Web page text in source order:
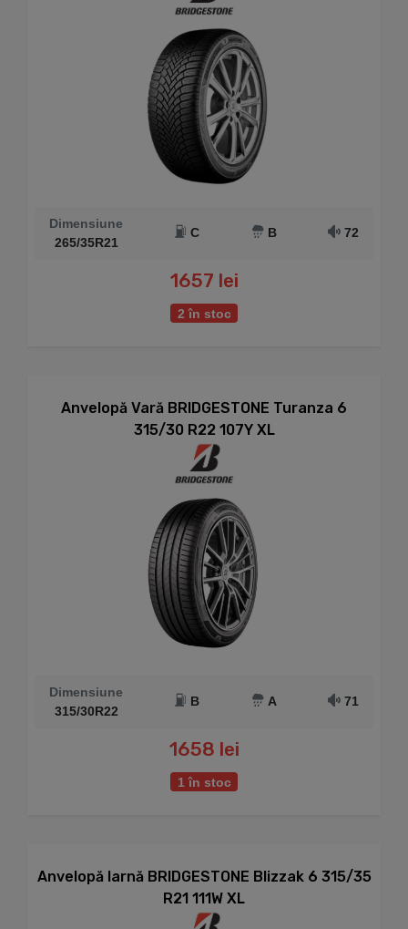
Dimensiune
265/35R21
C B 72
1657 lei
2 în stoc
Anvelopă Vară BRIDGESTONE Turanza 6
315/30 R22 107Y XL
Dimensiune
315/30R22
B A 71
1658 lei
1 în stoc
Anvelopă Iarnă BRIDGESTONE Blizzak 6 315/35
R21 111W XL